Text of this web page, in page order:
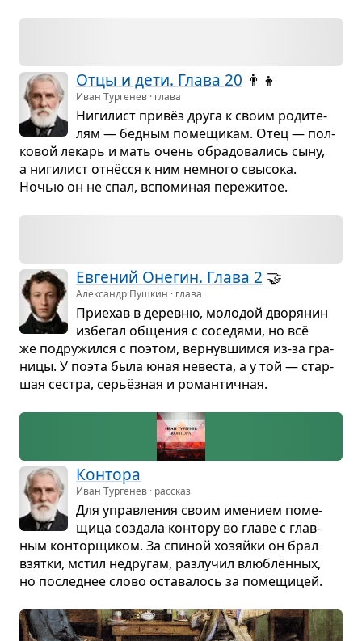
Отцы и дети. Глава 20 👨‍👦
Иван Тургенев · глава
Ниги­лист привёз друга к своим роди­те­
лям — бед­ным поме­щи­кам. Отец — пол­
ко­вой лекарь и мать очень обра­до­ва­лись сыну,
а ниги­лист отнёсся к ним немного свы­сока.
Ночью он не спал, вспо­ми­ная пере­жи­тое.
Евге­ний Оне­гин. Глава 2 🤝
Александр Пушкин · глава
При­е­хав в деревню, моло­дой дво­ря­нин
избе­гал обще­ния с сосе­дями, но всё
же подру­жился с поэтом, вер­нув­шимся из-за гра­
ницы. У поэта была юная неве­ста, а у той — стар­
шая сестра, серьёз­ная и роман­тич­ная.
Кон­тора
Иван Тургенев · рассказ
Для управ­ле­ния своим име­нием поме­
щица создала кон­тору во главе с глав­
ным кон­тор­щи­ком. За спи­ной хозяйки он брал
взятки, мстил недру­гам, раз­лу­чил влю­блён­ных,
но послед­нее слово оста­ва­лось за поме­щи­цей.